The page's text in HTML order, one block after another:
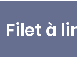
Filet à